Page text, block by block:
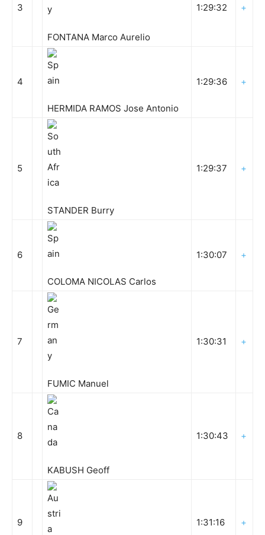
3
FONTANA Marco Aurelio
1:29:32 +
4
HERMIDA RAMOS Jose Antonio
1:29:36 +
5
STANDER Burry
1:29:37 +
6
COLOMA NICOLAS Carlos
1:30:07 +
7
FUMIC Manuel
1:30:31 +
8
KABUSH Geoff
1:30:43 +
9 1:31:16 +